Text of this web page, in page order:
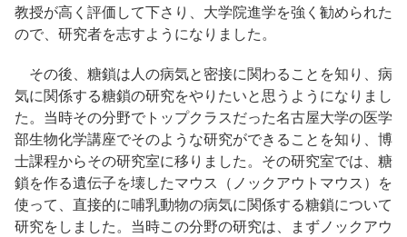
教授が高く評価して下さり、大学院進学を強く勧められた
ので、研究者を志すようになりました。
その後、糖鎖は人の病気と密接に関わることを知り、病
気に関係する糖鎖の研究をやりたいと思うようになりまし
た。当時その分野でトップクラスだった名古屋大学の医学
部生物化学講座でそのような研究ができることを知り、博
士課程からその研究室に移りました。その研究室では、糖
鎖を作る遺伝子を壊したマウス（ノックアウトマウス）を
使って、直接的に哺乳動物の病気に関係する糖鎖について
研究をしました。当時この分野の研究は、まずノックアウ